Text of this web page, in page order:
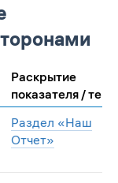
Раскрытие
показателя /
Раздел «Наш
Отчет»